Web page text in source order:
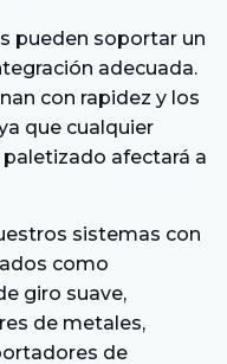
pueden soportar un
adecuada.
con rapidez y los
que cualquier
afectará a
sistemas con
como
giro suave,
de metales,
de